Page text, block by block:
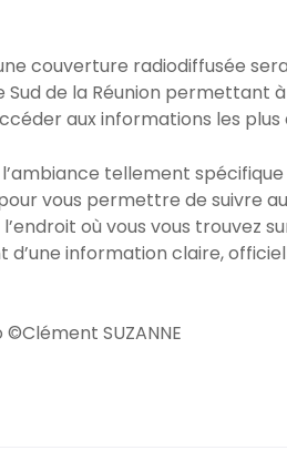
couverture radiodiffusée
Sud de la Réunion permettant
aux informations les plus
tellement spécifique
vous permettre de suivre
où vous vous trouvez
information claire,
SUZANNE